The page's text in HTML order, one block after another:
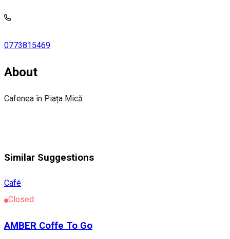
0773815469
About
Cafenea în Piața Mică
Similar Suggestions
Café
Closed
AMBER Coffe To Go